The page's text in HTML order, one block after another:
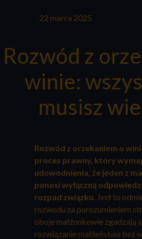
22 marca 2025
Rozwód z
winie:
musisz
Rozwód z orzekaniem o
proces prawny, który
udowodnienia, że jeden z
ponosi wyłączną
rozpad związku. Jest to
rozwodu za porozumieniem
oboje małżonkowie zgadzają
rozwiązanie małżeństwa bez